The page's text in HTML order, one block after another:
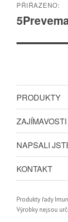
pro
PŘIŘAZENO:
PRODUKTY
ZAJÍMAVOSTI
NAPSALI
KONTAKT
Produkty řady
Výrobky nejsou